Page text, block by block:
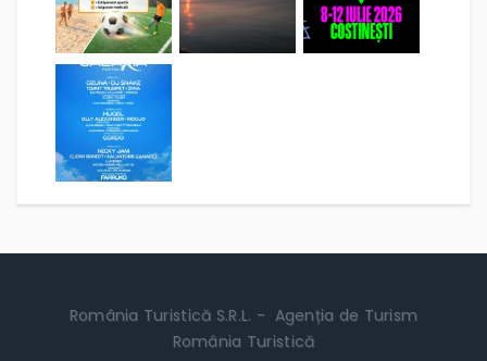
România Turistică S.R.L. - Agenția de Turism
România Turistică